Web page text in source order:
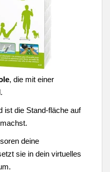
, die mit einer
ist die Stand-fläche auf
deine
sie in dein virtuelles